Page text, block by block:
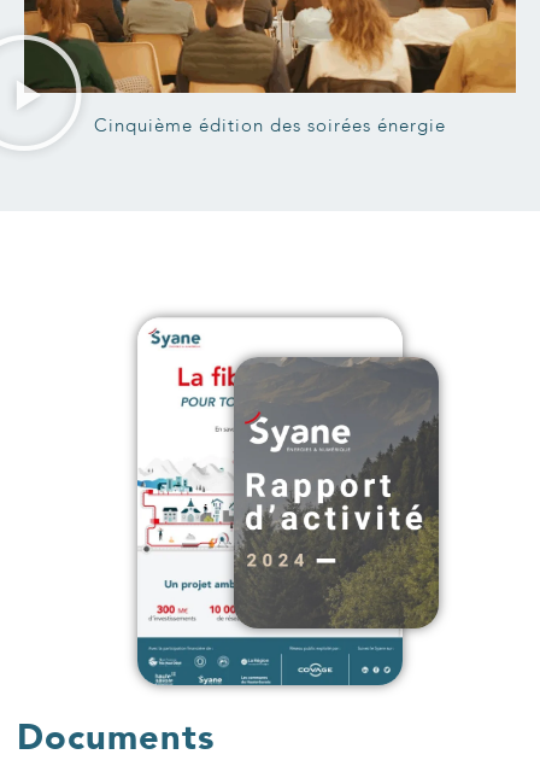
Cinquième édition des soirées énergie
Documents